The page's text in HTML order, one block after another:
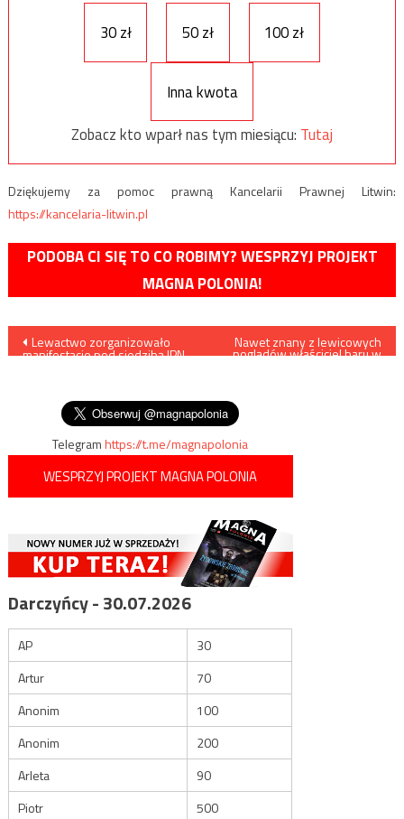
30 zł
50 zł 100 zł
Inna kwota
Zobacz kto wparł nas tym miesiącu: Tutaj
Dziękujemy za pomoc prawną Kancelarii Prawnej Litwin:
https://kancelaria-litwin.pl
PODOBA CI SIĘ TO CO ROBIMY? WESPRZYJ PROJEKT
MAGNA POLONIA!
Nawigacja
Lewactwo zorganizowało
manifestacje pod siedzibą IPN.
Nawet znany z lewicowych
poglądów właściciel baru w
Telegramhttps://t.me/magnapolonia
WESPRZYJ PROJEKT MAGNA POLONIA
Darczyńcy - 30.07.2026
AP
30
Artur
70
Anonim
100
Anonim
200
Arleta
90
Piotr
500